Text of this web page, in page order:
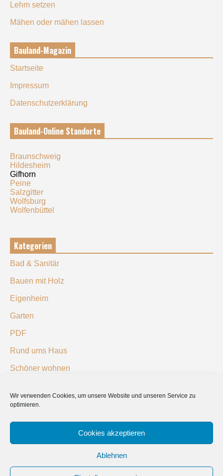
Wir verwenden Cookies, um unsere Website und unseren Service zu
optimieren.
Cookies akzeptieren
Ablehnen
Lehm setzen
Mähen oder mähen lassen
Bauland-Magazin
Startseite
Impressum
Datenschutzerklärung
Bauland-Online Standorte
Braunschweig
Hildesheim
Gifhorn
Peine
Salzgitter
Wolfsburg
Wolfenbüttel
Kategorien
Bad & Sanitär
Bauen mit Holz
Eigenheim
Garten
PDF
Rund ums Haus
Schöner wohnen